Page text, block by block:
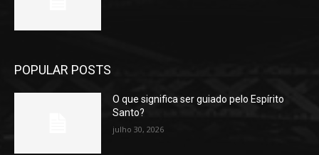
POPULAR POSTS
O que significa ser guiado pelo Espírito
Santo?
julho 30, 2026